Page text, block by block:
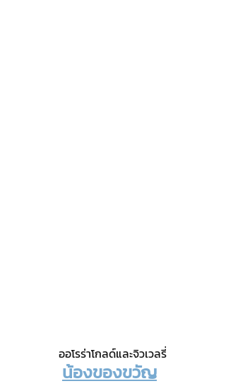
ออโรร่าโกลด์และจิวเวลรี่
น้องของขวัญ